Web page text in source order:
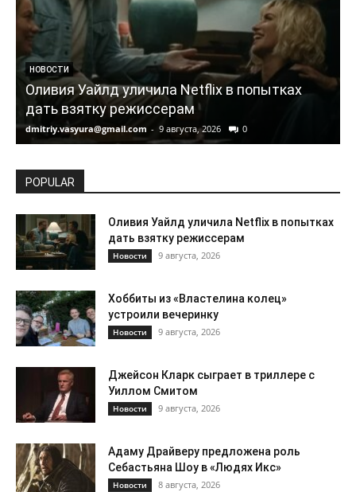
НОВОСТИ
Оливия Уайлд уличила Netflix в попытках
дать взятку режиссерам
dmitriy.vasyura@gmail.com - 9 августа, 2026 0
POPULAR
Оливия Уайлд уличила Netflix в попытках
дать взятку режиссерам
Новости 9 августа, 2026
Хоббиты из «Властелина колец»
устроили вечеринку
Новости 9 августа, 2026
Джейсон Кларк сыграет в триллере с
Уиллом Смитом
Новости 9 августа, 2026
Адаму Драйверу предложена роль
Себастьяна Шоу в «Людях Икс»
Новости 8 августа, 2026